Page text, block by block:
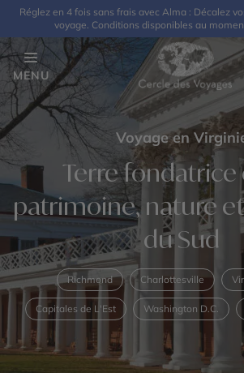
Réglez en 4 fois sans frais avec Alma : Décalez
voyage. Conditions disponibles au
MENU
Voyage en
Terre
patrimoine, nature
du Sud
Richmond Charlottesville
Capitales de L'Est Washington D.C.